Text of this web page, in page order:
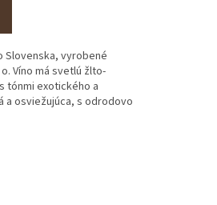
Slovenska, vyrobené
Víno má svetlú žlto-
tónmi exotického a
a osviežujúca, s odrodovo